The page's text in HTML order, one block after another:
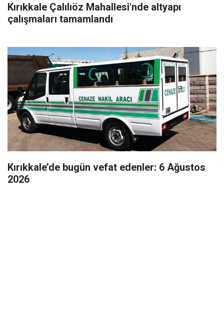
Kırıkkale Çalılıöz Mahallesi'nde altyapı
çalışmaları tamamlandı
Kırıkkale’de bugün vefat edenler: 6 Ağustos
2026